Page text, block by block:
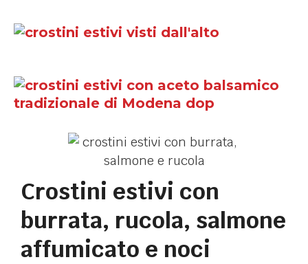
Crostini estivi con
burrata, rucola, salmone
affumicato e noci